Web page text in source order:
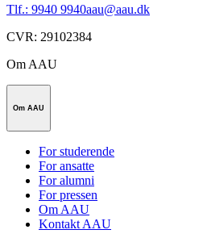
Tlf.: 9940 9940aau@aau.dk
CVR: 29102384
Om AAU
Om AAU
For studerende
For ansatte
For alumni
For pressen
Om AAU
Kontakt AAU